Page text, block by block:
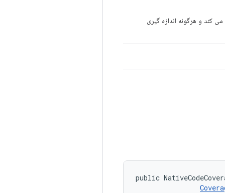
کند و هرگونه اندازه گیری
public